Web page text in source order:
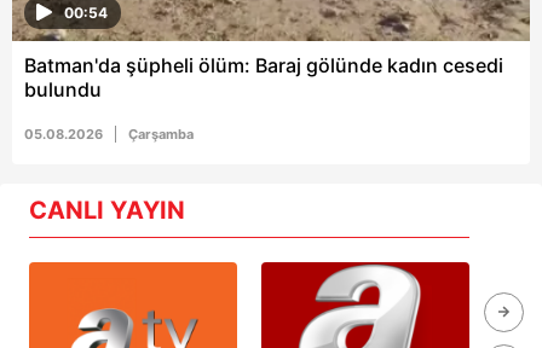
00:54
Batman'da şüpheli ölüm: Baraj gölünde kadın cesedi
bulundu
05.08.2026 Çarşamba
CANLI YAYIN